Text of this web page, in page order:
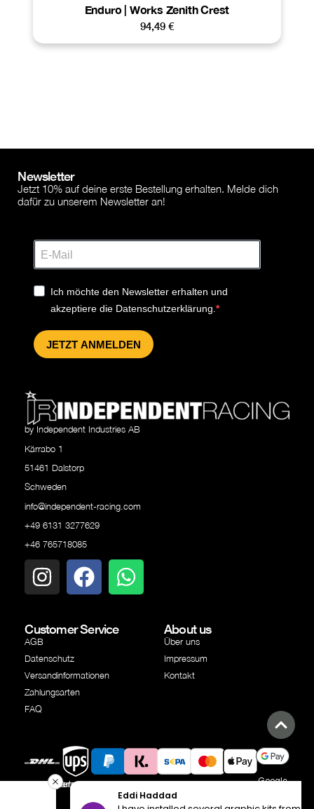
Enduro | Works Zenith Crest
94,49 €
by Independent Industries AB
Kärrabo 1
51461 Dalstorp
Schweden
info@independent-racing.com
+49 6131 3277629
+46 765718085
Customer Service
AGB
Datenschutz
Versandinformationen
Zahlungsarten
FAQ
About us
Über uns
Impressum
Kontakt
Newsletter
Jetzt 10% auf deine erste Bestellung erhalten. Melde dich
dafür zu unserem Newsletter an!
Ich möchte den Newsletter erhalten und
akzeptiere die Datenschutzerklärung.
JETZT ANMELDEN
VersandpartnerVersandpartner
Überweisung
Google